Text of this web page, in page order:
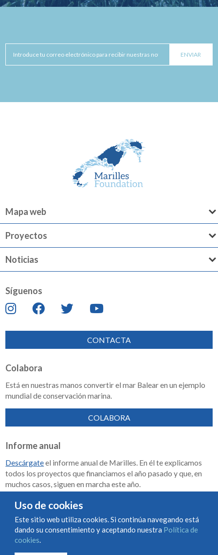
Mapa web
Proyectos
Noticias
Síguenos
CONTACTA
Colabora
Está en nuestras manos convertir el mar Balear en un ejemplo
mundial de conservación marina.
COLABORA
Informe anual
Descárgateel informe anual de Marilles. En él te explicamos
todos los proyectos que financiamos el año pasado y que, en
muchos casos, siguen en marcha este año.
Condiciones de uso y contratación
Uso de cookies
Este sitio web utiliza cookies. Si continúa navegando está
dando su consentimiento y aceptando nuestra Política de
cookies.